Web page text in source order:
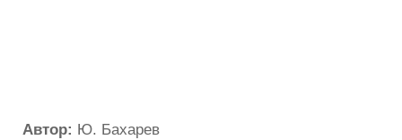
Автор: Ю. Бахарев